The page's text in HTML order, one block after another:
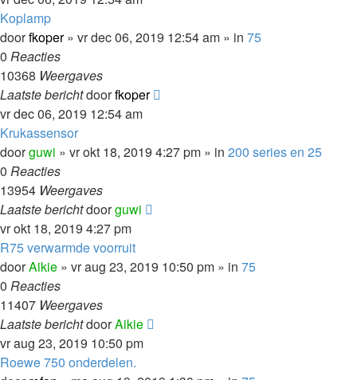
Koplamp
doorfkoper» vr dec 06, 2019 12:54 am » in 75
0 Reacties
10368 Weergaves
Laatste berichtdoorfkoper
vr dec 06, 2019 12:54 am
Krukassensor
doorguwi » vr okt 18, 2019 4:27 pm » in 200 series en 25
0 Reacties
13954 Weergaves
Laatste berichtdoorguwi
vr okt 18, 2019 4:27 pm
R75 verwarmde voorruit
doorAikie » vr aug 23, 2019 10:50 pm » in 75
0 Reacties
11407 Weergaves
Laatste berichtdoorAikie
vr aug 23, 2019 10:50 pm
Roewe 750 onderdelen.